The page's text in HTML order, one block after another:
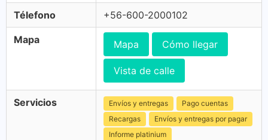
Télefono +56-600-2000102
Mapa Mapa Cómo llegar
Vista de calle
Servicios Envíos y entregas
Pago cuentas
Recargas
Envíos y entregas por pagar
Informe platinium